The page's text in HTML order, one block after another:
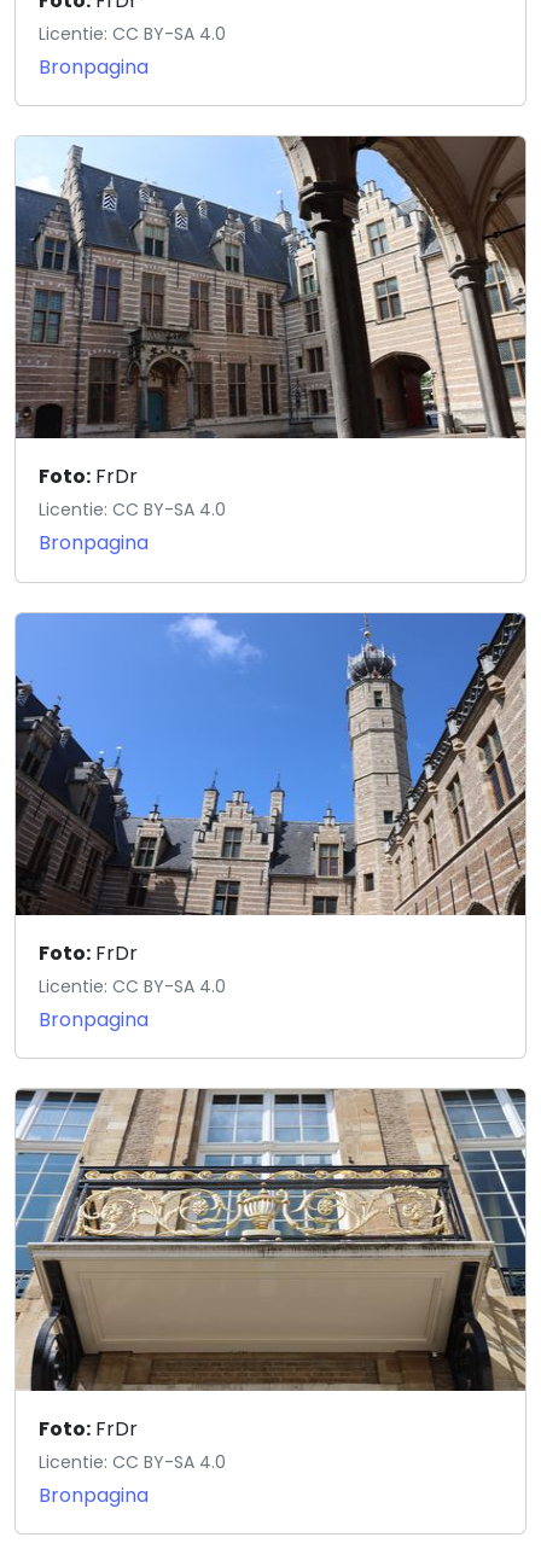
Licentie: CC BY-SA 4.0
Bronpagina
Foto: FrDr
Licentie: CC BY-SA 4.0
Bronpagina
Foto: FrDr
Licentie: CC BY-SA 4.0
Bronpagina
Foto: FrDr
Licentie: CC BY-SA 4.0
Bronpagina